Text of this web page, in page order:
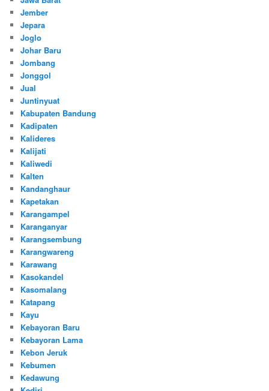
Jember
Jepara
Joglo
Johar Baru
Jombang
Jonggol
Jual
Juntinyuat
Kabupaten Bandung
Kadipaten
Kalideres
Kalijati
Kaliwedi
Kalten
Kandanghaur
Kapetakan
Karangampel
Karanganyar
Karangsembung
Karangwareng
Karawang
Kasokandel
Kasomalang
Katapang
Kayu
Kebayoran Baru
Kebayoran Lama
Kebon Jeruk
Kebumen
Kedawung